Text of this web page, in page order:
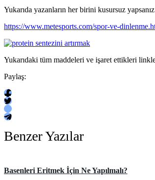
Yukarıda yazanların her birini kusursuz
https://www.metesports.com/spor-ve-
Yukarıdaki tüm maddeleri ve işaret ettikleri
Paylaş:
Benzer Yazılar
Basenleri Eritmek İçin Ne Yapılmalı?